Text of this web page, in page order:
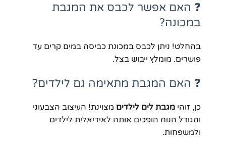
❓ האם אפשר לכבס את המגבת
במכונה?
בהחלט! ניתן לכבס במכונת כביסה במים קרים עד
פושרים. מומלץ ייבוש בצל.
❓ האם המגבת מתאימה גם לילדים?
כן, זוהי מגבת לים לילדים מצוינת! העיצוב הצבעוני
והגודל הנוח הופכים אותה לאידיאלית לילדים
ולמשפחות.